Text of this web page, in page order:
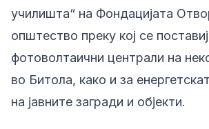
училишта“ на Фондацијата
општество преку кој се
фотоволтаични централи на
во Битола, како и за
на јавните загради и објекти.